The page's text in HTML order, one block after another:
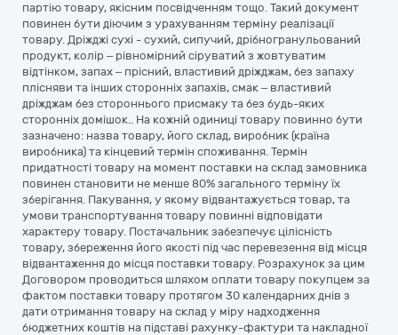
партію товару, якісним посвідченням тощо. Такий документ
повинен бути діючим з урахуванням терміну реалізації
товару. Дріжджі сухі - сухий, сипучий, дрібногранульований
продукт, колір – рівномірний сіруватий з жовтуватим
відтінком, запах – прісний, властивий дріжджам, без запаху
плісняви та інших сторонніх запахів, смак – властивий
дріжджам без стороннього присмаку та без будь-яких
сторонніх домішок.. На кожній одиниці товару повинно бути
зазначено: назва товару, його склад, виробник (країна
виробника) та кінцевий термін споживання. Термін
придатності товару на момент поставки на склад замовника
повинен становити не менше 80% загального терміну їх
зберігання. Пакування, у якому відвантажується товар, та
умови транспортування товару повинні відповідати
характеру товару. Постачальник забезпечує цілісність
товару, збереження його якості під час перевезення від місця
відвантаження до місця поставки товару. Розрахунок за цим
Договором проводиться шляхом оплати товару покупцем за
фактом поставки товару протягом 30 календарних днів з
дати отримання товару на склад у міру надходження
бюджетних коштів на підставі рахунку-фактури та накладної